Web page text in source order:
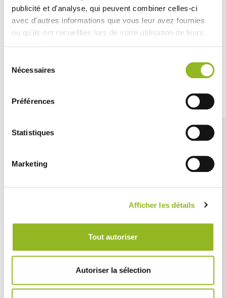
publicité et d'analyse, qui peuvent combiner celles-ci
avec d'autres informations que vous leur avez fournies
ou qu'ils ont recueillies lors de votre utilisation de leurs
Nécessaires
Préférences
Statistiques
Marketing
Afficher les détails
Tout autoriser
Autoriser la sélection
gamma di piatti, dalle insalate ai piatti cucinati.
Rendi ogni servizio un successo con questa insalatiera
eccezionale.